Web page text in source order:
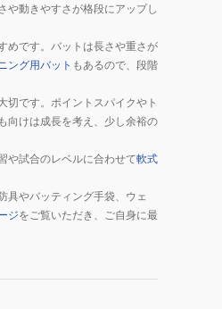
や動きやすさが格段にアップし
めです。バットは長さや重さが
ング用バット もあるので、段階
切です。ポイントスパイクやト
向けは成長を考え、少し余裕の
や試合のレベルに合わせて軟式
具やバッティング手袋、ウェ
ジをご覧いただき、ご自身に最